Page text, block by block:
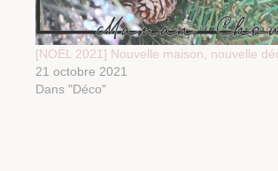
[NOËL 2021] Nouvelle maison, nouvelle
21 octobre 2021
Dans "Déco"